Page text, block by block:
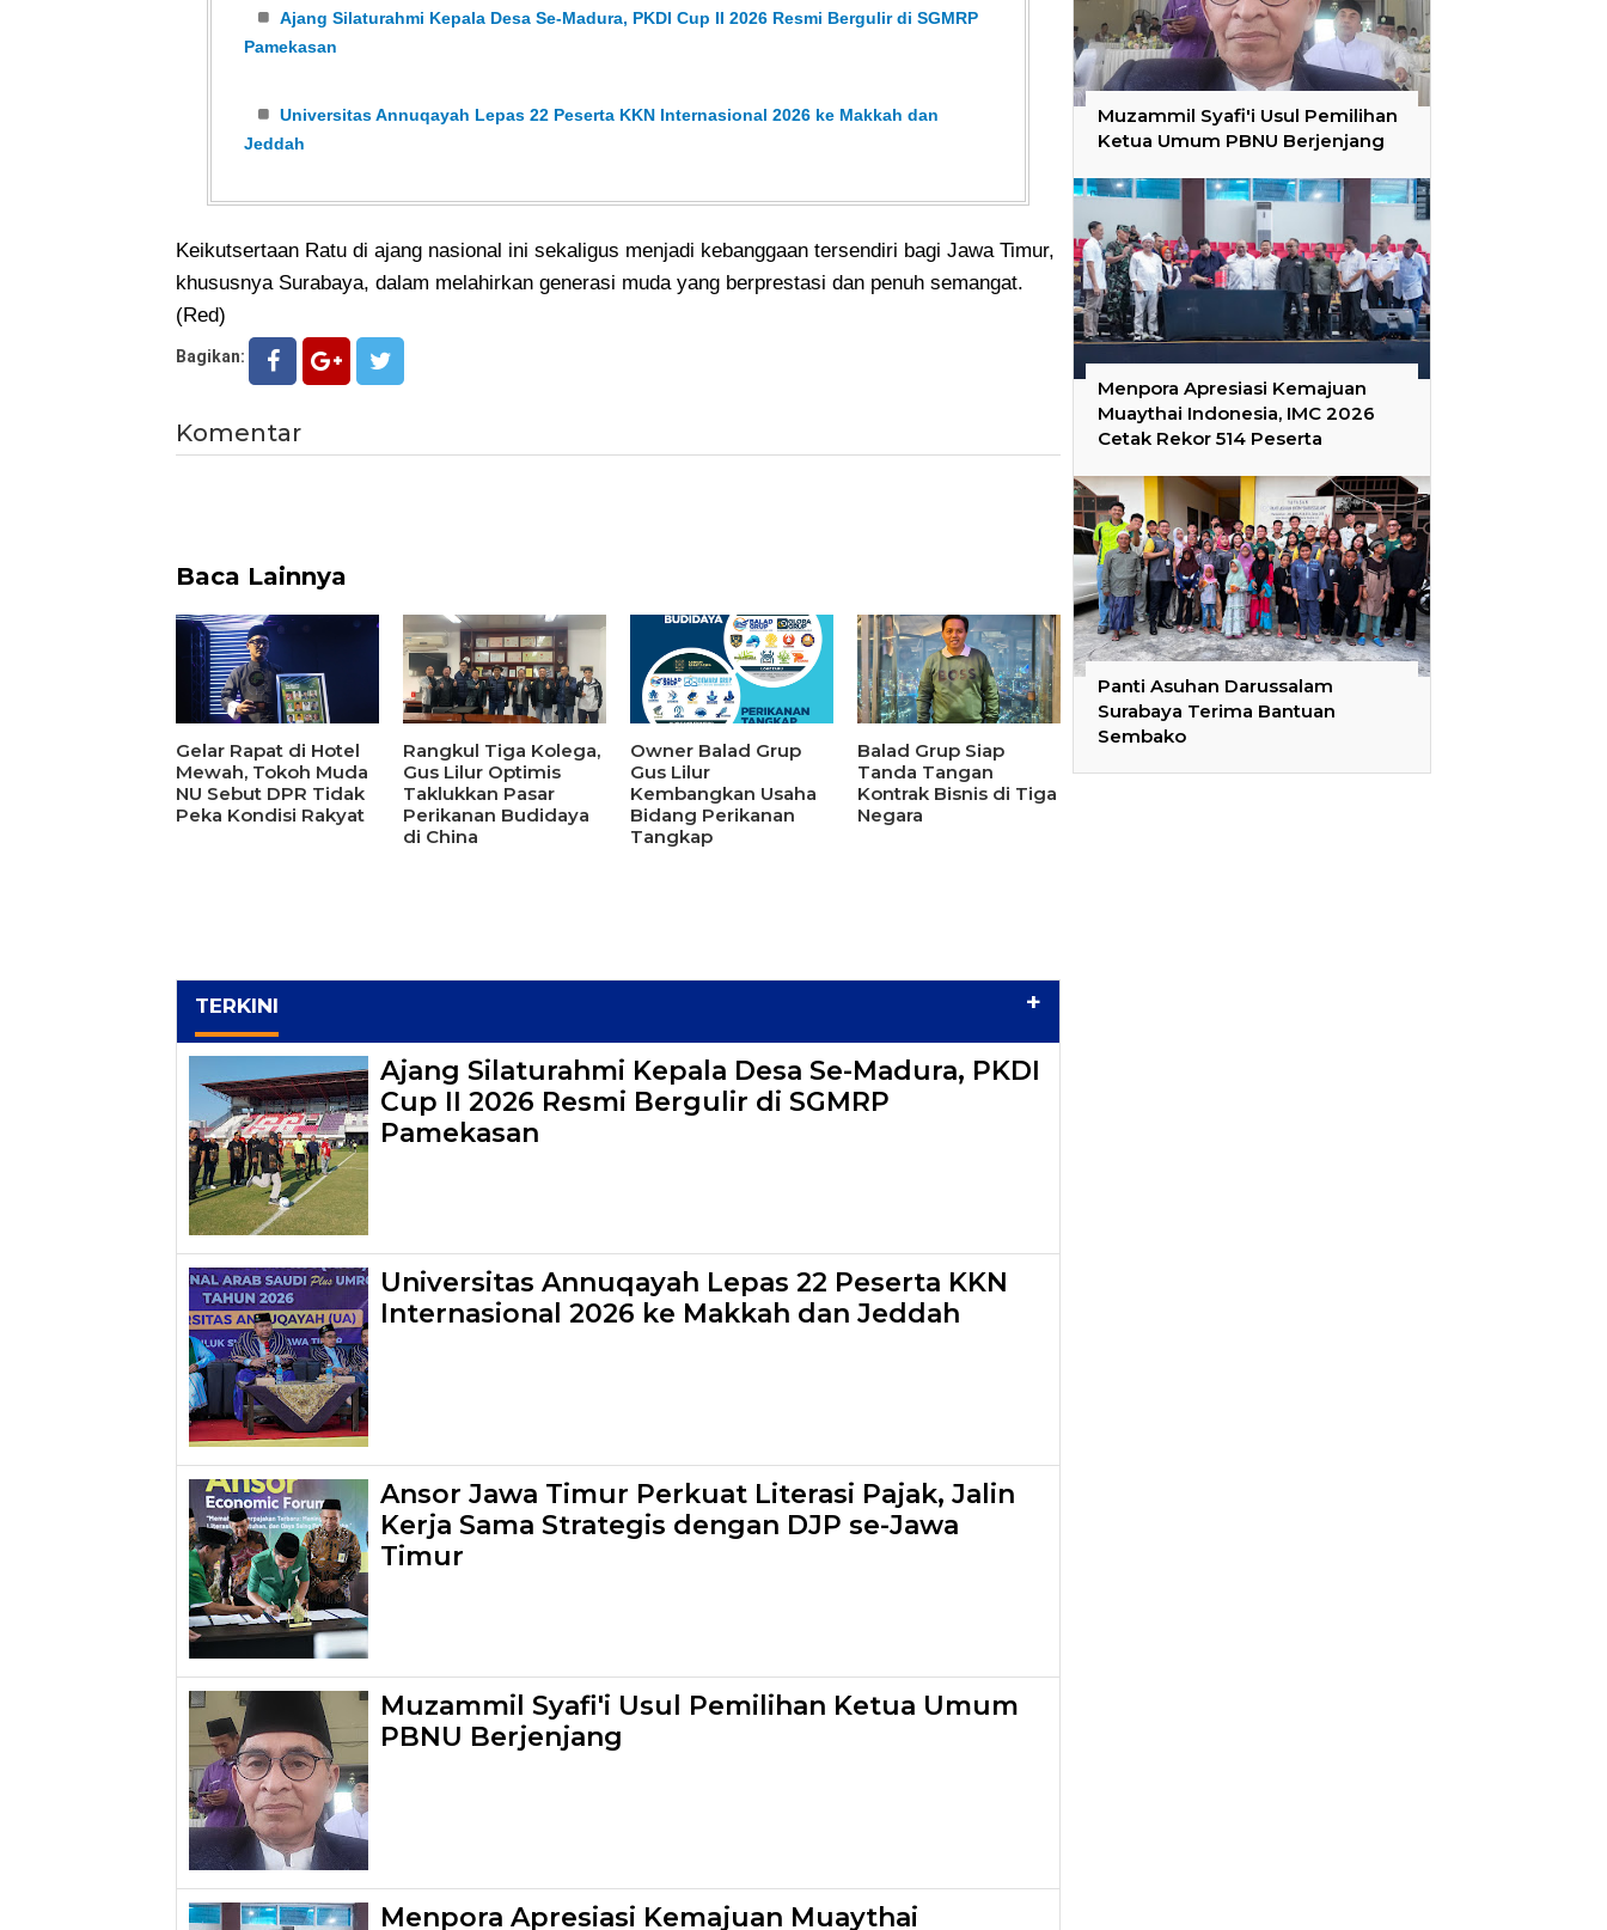
Ajang Silaturahmi Kepala Desa Se-Madura, PKDI Cup II 2026 Resmi Bergulir di SGMRP
Pamekasan
Universitas Annuqayah Lepas 22 Peserta KKN Internasional 2026 ke Makkah dan
Jeddah
Keikutsertaan Ratu di ajang nasional ini sekaligus menjadi kebanggaan tersendiri bagi Jawa Timur,
khususnya Surabaya, dalam melahirkan generasi muda yang berprestasi dan penuh semangat.
(Red)
Bagikan:
Komentar
Baca Lainnya
Gelar Rapat di Hotel
Mewah, Tokoh Muda
NU Sebut DPR Tidak
Peka Kondisi Rakyat
Rangkul Tiga Kolega,
Gus Lilur Optimis
Taklukkan Pasar
Perikanan Budidaya
di China
Owner Balad Grup
Gus Lilur
Kembangkan Usaha
Bidang Perikanan
Tangkap
Balad Grup Siap
Tanda Tangan
Kontrak Bisnis di Tiga
Negara
TERKINI +
Ajang Silaturahmi Kepala Desa Se-Madura, PKDI
Cup II 2026 Resmi Bergulir di SGMRP
Pamekasan
Universitas Annuqayah Lepas 22 Peserta KKN
Internasional 2026 ke Makkah dan Jeddah
Ansor Jawa Timur Perkuat Literasi Pajak, Jalin
Kerja Sama Strategis dengan DJP se-Jawa
Timur
Muzammil Syafi'i Usul Pemilihan Ketua Umum
PBNU Berjenjang
Menpora Apresiasi Kemajuan Muaythai
Muzammil Syafi'i Usul Pemilihan
Ketua Umum PBNU Berjenjang
Menpora Apresiasi Kemajuan
Muaythai Indonesia, IMC 2026
Cetak Rekor 514 Peserta
Panti Asuhan Darussalam
Surabaya Terima Bantuan
Sembako